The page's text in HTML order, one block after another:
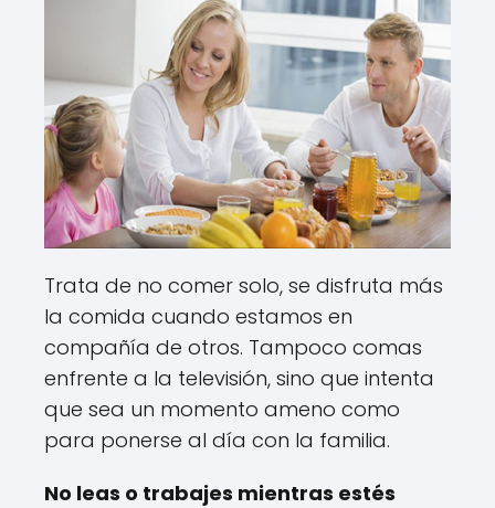
Trata de no comer solo, se disfruta más
la comida cuando estamos en
compañía de otros. Tampoco comas
enfrente a la televisión, sino que intenta
que sea un momento ameno como
para ponerse al día con la familia.
No leas o trabajes mientras estés